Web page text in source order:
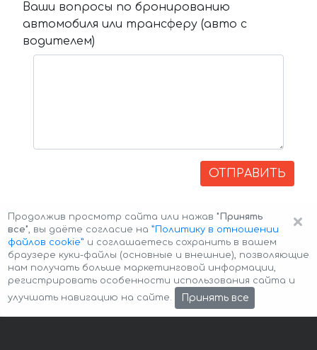
Ваши вопросы по бронированию
автомобиля или трансферу (авто с
водителем)
ОТПРАВИТЬ
Авторские права © 2026 Авто-Аренда Cookie Policy
×
Продолжив просмотр сайта или нажав "Принять
все", вы даёте согласие на ”Политику в отношении
файлов cookie” и соглашаетесь сохранить в вашем
браузере куки-файлы (основные и внешние), позволяющие
нам получать больше маркетинговой информации,
регистрировать особенности использования сайта и
улучшать навигацию на сайте.
Принять все